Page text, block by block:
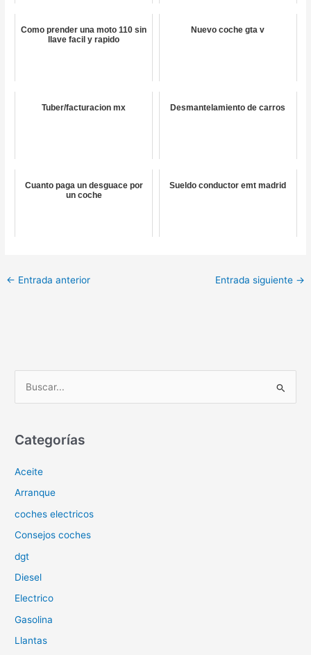
Como prender una moto 110 sin
llave facil y rapido
Nuevo coche gta v
Tuber/facturacion mx Desmantelamiento de carros
Cuanto paga un desguace por
un coche
Sueldo conductor emt madrid
← Entrada anterior Entrada siguiente →
c
r
p
o
Categorías
Aceite
Arranque
coches electricos
Consejos coches
dgt
Diesel
Electrico
Gasolina
Llantas